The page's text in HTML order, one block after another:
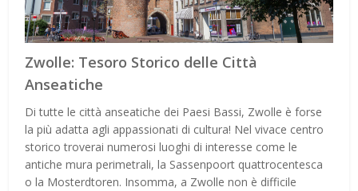
Zwolle: Tesoro Storico delle Città
Anseatiche
Di tutte le città anseatiche dei Paesi Bassi, Zwolle è forse
la più adatta agli appassionati di cultura! Nel vivace centro
storico troverai numerosi luoghi di interesse come le
antiche mura perimetrali, la Sassenpoort quattrocentesca
o la Mosterdtoren. Insomma, a Zwolle non è difficile